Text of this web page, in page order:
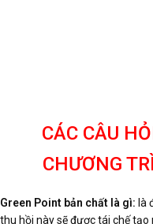
CÁC CÂU
CHƯƠNG
Green Point bản chất là gì: là
thu hồi này sẽ được tái chế